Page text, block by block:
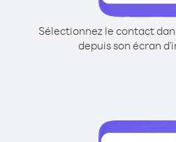
Sélectionnez le contact
depuis son écran